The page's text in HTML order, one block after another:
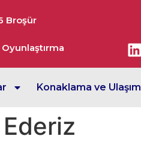
Broşür
Oyunlaştırma
Konaklama ve Ulaşım